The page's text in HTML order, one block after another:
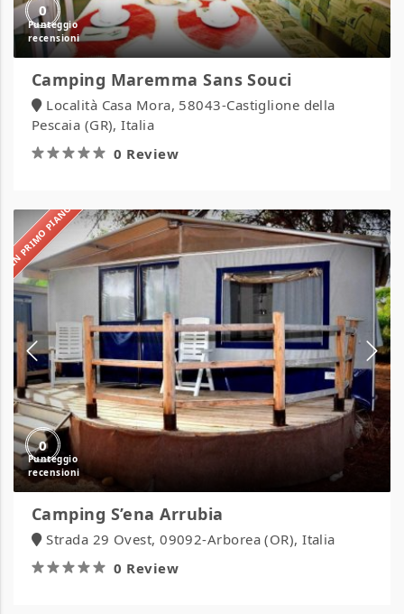
0
Camping Maremma Sans Souci
Località Casa Mora, 58043-Castiglione della
Pescaia (GR), Italia
0 Review
IN PRIMO PIANO
0
Camping
S’ena
Arrubia
Camping S’ena Arrubia
Strada 29 Ovest, 09092-Arborea (OR), Italia
0 Review